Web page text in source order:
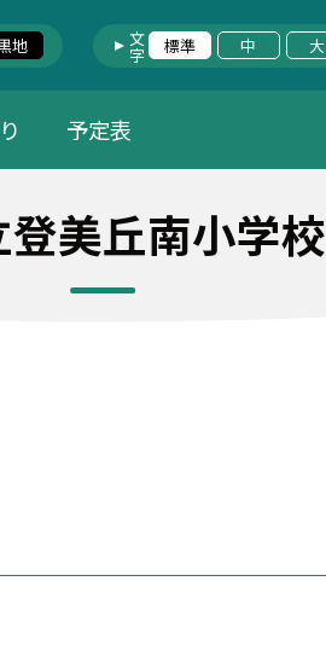
地 文字 標準 中 大
予定表
美丘南小学校